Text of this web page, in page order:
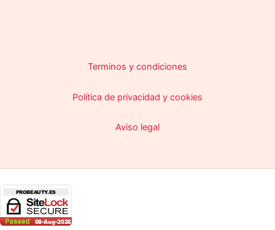
Terminos y condiciones
Política de privacidad y cookies
Aviso legal